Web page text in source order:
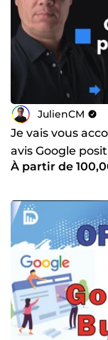
JulienCM
Je vais vous
avis Google
À partir de